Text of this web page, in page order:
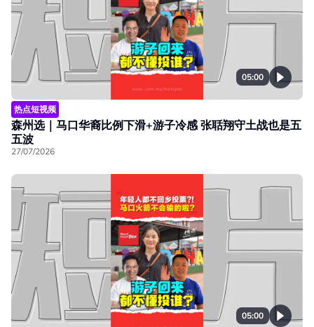
05:00
热点短视频
森州选｜马口华裔比例下滑+游子冷感 张聒翔守土战也是五
五波
27/07/2026
05:00